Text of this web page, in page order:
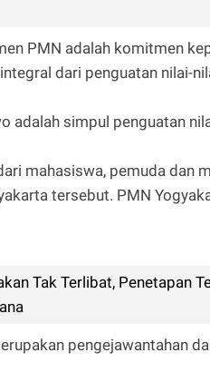
PMN adalah komitmen
dari penguatan nilai-
adalah simpul penguatan
mahasiswa, pemuda dan
tersebut. PMN
Tak Terlibat, Penetapan
pengejawantahan